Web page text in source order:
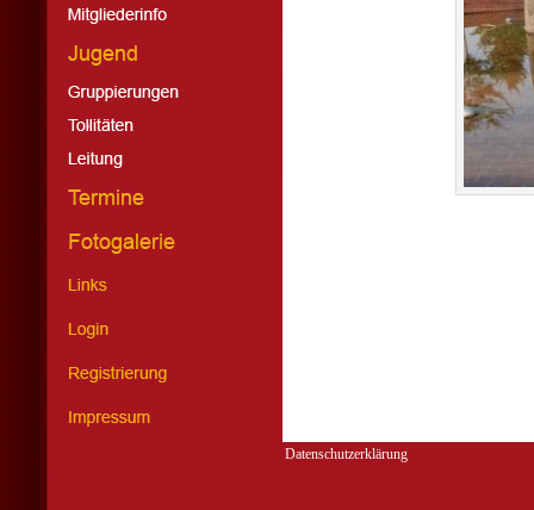
Datenschutzerklärung